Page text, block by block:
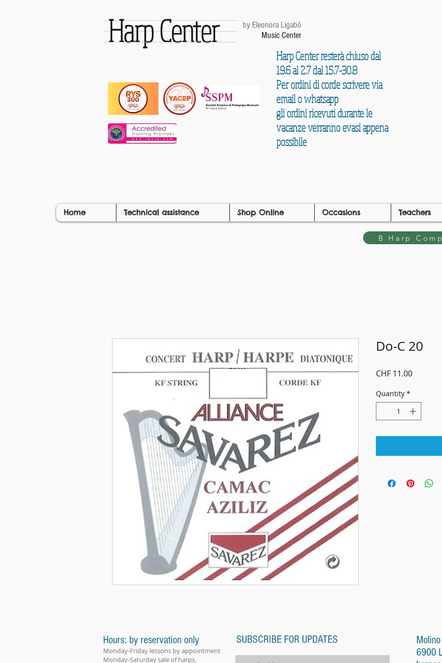
Harp Center
by Eleonora Ligabò
Music Center
Harp Center resterà chiuso dal
19.6 al 2.7 dal 15.7-30.8
Per ordini di corde scrivere via
email o whatsapp
gli ordini ricevuti durante le
vacanze verranno evasi appena
possibile
Home Technical assistance Shop Online Occasions Teachers
B Harp
Do-C 20
CHF 11.00Price
Quantity *
Hours: by reservation only
Monday-Friday lessons by appointment
Monday-Saturday sale of harps,
SUBSCRIBE FOR UPDATES
6900